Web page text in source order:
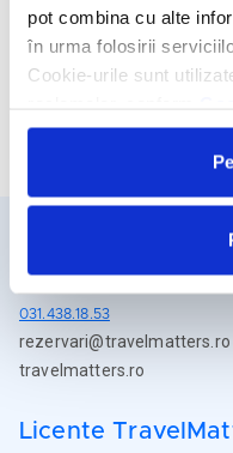
pot combina cu alte
în urma folosirii
Cookie-urile sunt
Camere hotel
Cere oferta
Detalii si rezervari
031.438.18.53
rezervari@travelmatters.ro
travelmatters.ro
Licente